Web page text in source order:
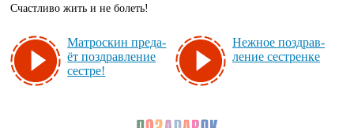
Счастливо жить и не болеть!
Мат­рос­кин пре­да­
ёт поз­драв­ле­ние
сес­тре!
Неж­ное поз­драв­
ле­ние сес­трен­ке